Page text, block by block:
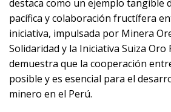
destaca como un ejemplo tangible
pacífica y colaboración fructífera
iniciativa, impulsada por Minera
Solidaridad y la Iniciativa Suiza Oro
demuestra que la cooperación
posible y es esencial para el
minero en el Perú.